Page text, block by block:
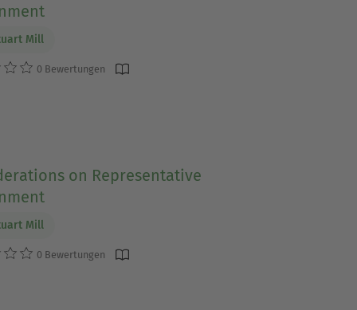
Mill
0 Bewertungen
on Representative
Mill
0 Bewertungen